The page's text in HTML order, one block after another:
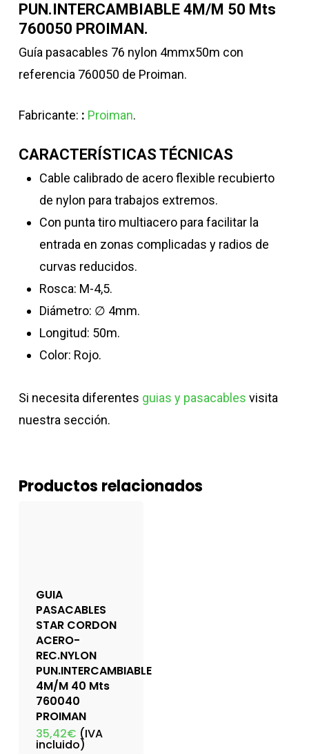
PUN.INTERCAMBIABLE 4M/M 50 Mts
760050 PROIMAN.
Guía pasacables 76 nylon 4mmx50m con
referencia 760050 de Proiman.
Fabricante: : Proiman.
CARACTERÍSTICAS TÉCNICAS
Cable calibrado de acero flexible recubierto
de nylon para trabajos extremos.
Con punta tiro multiacero para facilitar la
entrada en zonas complicadas y radios de
curvas reducidos.
Rosca: M-4,5.
Diámetro: ∅ 4mm.
Longitud: 50m.
Color: Rojo.
Si necesita diferentes guias y pasacables visita
nuestra sección.
Productos relacionados
GUIA
PASACABLES
STAR CORDON
ACERO-
REC.NYLON
PUN.INTERCAMBIABLE
4M/M 40 Mts
760040
PROIMAN
35,42€ (IVA
incluido)